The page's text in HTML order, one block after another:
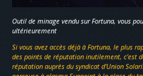
Outil de minage vendu sur Fortuna, vous
ultérieurement
Si vous avez accès déjà à Fortuna, le plus
des points de réputation inutilement, c’est
réputation auprès du syndicat d’Union